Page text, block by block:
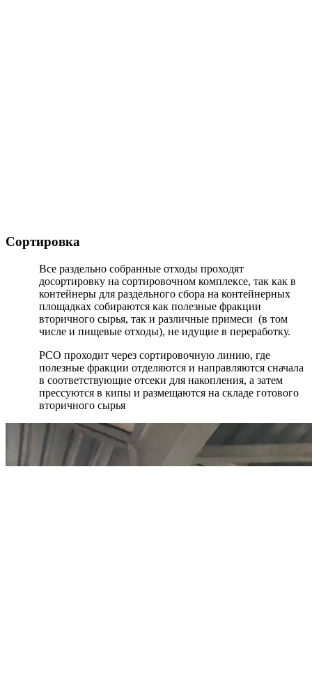
Сортировка
Все раздельно собранные отходы проходят
досортировку на сортировочном комплексе, так как в
контейнеры для раздельного сбора на контейнерных
площадках собираются как полезные фракции
вторичного сырья, так и различные примеси (в том
числе и пищевые отходы), не идущие в переработку.
РСО проходит через сортировочную линию, где
полезные фракции отделяются и направляются сначала
в соответствующие отсеки для накопления, а затем
прессуются в кипы и размещаются на складе готового
вторичного сырья